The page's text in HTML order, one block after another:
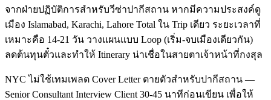
จากฝ่ายปฏิบัติการสำหรับวีซ่าปากีสถาน หากมีความประสงค์ดู
เมือง Islamabad, Karachi, Lahore Total ใน Trip เดียว ระยะเวลาที่
เหมาะคือ 14-21 วัน วางแผนแบบ Loop (เริ่ม-จบเมืองเดียวกัน)
ลดต้นทุนตั๋วและทำให้ Itinerary น่าเชื่อในสายตาเจ้าหน้าที่กงสุล
NYC ไม่ใช้เทมเพลต Cover Letter ตายตัวสำหรับปากีสถาน —
Senior Consultant Interview Client 30-45 นาทีก่อนเขียน เพื่อให้